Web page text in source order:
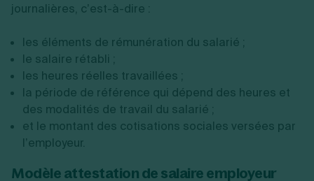
journalières, c’est-à-dire :
les éléments de rémunération du salarié ;
le salaire rétabli ;
les heures réelles travaillées ;
la période de référence qui dépend des heures et
des modalités de travail du salarié ;
et le montant des cotisations sociales versées par
l’employeur.
Modèle attestation de salaire employeur